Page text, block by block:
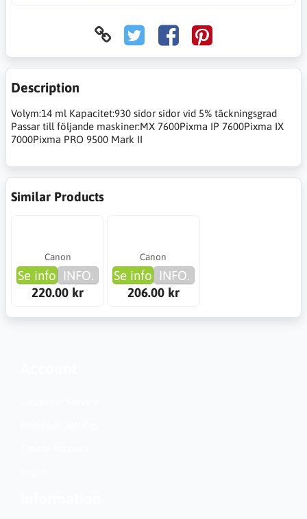
Description
Volym:14 ml Kapacitet:930 sidor sidor vid 5% täckningsgrad
Passar till följande maskiner:MX 7600Pixma IP 7600Pixma IX
7000Pixma PRO 9500 Mark II
Similar Products
Canon
Se info INFO.
220.00 kr
Canon
Se info INFO.
206.00 kr